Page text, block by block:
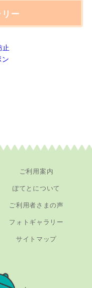
ー
ご利用案内
ぽてとについて
ご利用者さまの声
フォトギャラリー
サイトマップ